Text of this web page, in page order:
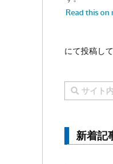
にて投稿し
新着記